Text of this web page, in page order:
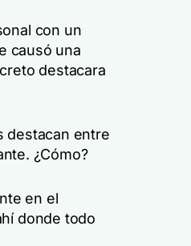
con un
causó una
destacara
destacan entre
¿Cómo?
en el
donde todo